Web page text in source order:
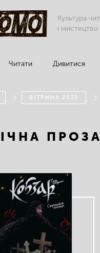
Культура
і
Читати Дивитися
ВІТРИНА 2022
ПРОЗА